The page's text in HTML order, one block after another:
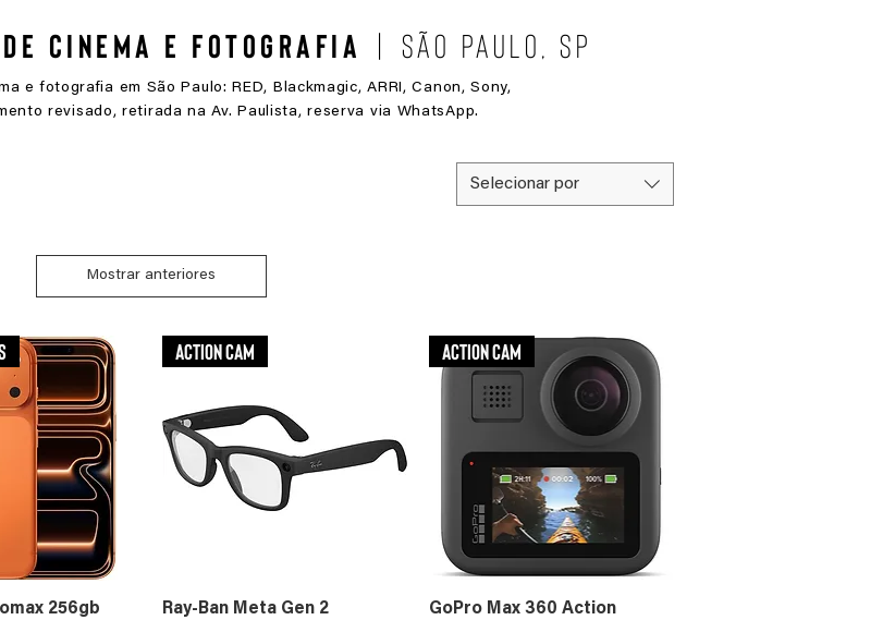
Cinema e Fotografia | São Paulo, SP
e fotografia em São Paulo: RED, Blackmagic, ARRI, Canon, Sony,
revisado, retirada na Av. Paulista, reserva via WhatsApp.
Selecionar por
Mostrar anteriores
256gb
Action Cam
Ray-Ban Meta Gen 2
Action Cam
GoPro Max 360 Action